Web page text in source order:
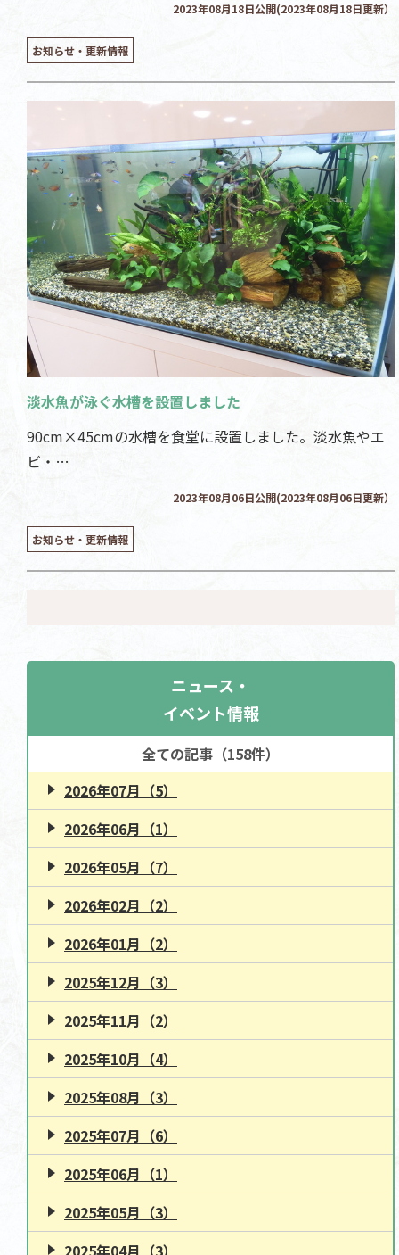
2023年08月18日公開(2023年08月18日更新）
お知らせ・更新情報
淡水魚が泳ぐ水槽を設置しました
90cm×45cmの水槽を食堂に設置しました。淡水魚やエ
ビ・…
2023年08月06日公開(2023年08月06日更新）
お知らせ・更新情報
ニュース・
イベント情報
全ての記事（158件）
2026年07月（5）
2026年06月（1）
2026年05月（7）
2026年02月（2）
2026年01月（2）
2025年12月（3）
2025年11月（2）
2025年10月（4）
2025年08月（3）
2025年07月（6）
2025年06月（1）
2025年05月（3）
2025年04月（3）